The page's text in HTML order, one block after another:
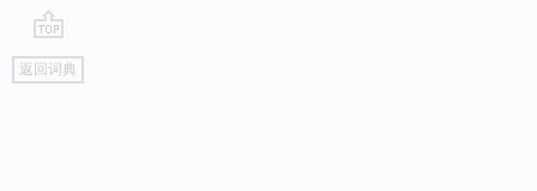
go
top
返回词典